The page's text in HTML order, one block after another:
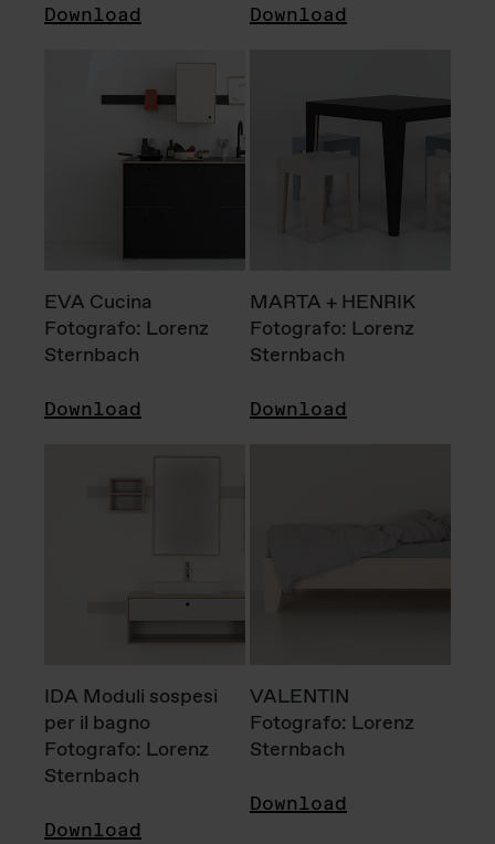
Download Download
EVA Cucina
Fotografo: Lorenz
Sternbach
Download
MARTA + HENRIK
Fotografo: Lorenz
Sternbach
Download
IDA Moduli sospesi
per il bagno
Fotografo: Lorenz
Sternbach
Download
VALENTIN
Fotografo: Lorenz
Sternbach
Download